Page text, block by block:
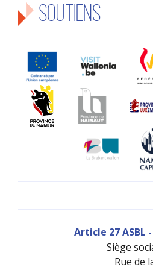
Soutiens
Article 27 ASBL
Siège
Rue de